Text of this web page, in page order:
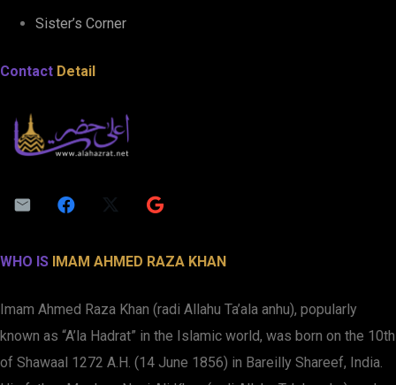
Sister’s Corner
Contact Detail
WHO IS IMAM AHMED RAZA KHAN
Imam Ahmed Raza Khan (radi Allahu Ta’ala anhu), popularly
known as “A’la Hadrat” in the Islamic world, was born on the 10th
of Shawaal 1272 A.H. (14 June 1856) in Bareilly Shareef, India.